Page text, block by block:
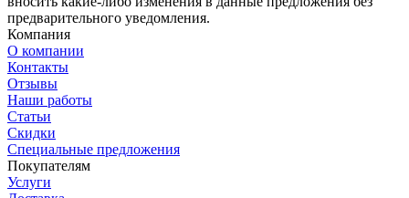
предварительного уведомления.
Компания
О компании
Контакты
Отзывы
Наши работы
Статьи
Скидки
Специальные предложения
Покупателям
Услуги